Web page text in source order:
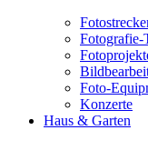
Fotografie-
Foto-
Konzerte
Haus & Garten